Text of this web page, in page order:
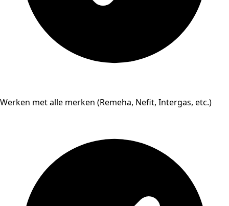
Werken met alle merken (Remeha, Nefit, Intergas, etc.)